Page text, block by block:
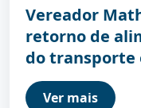
Vereador
retorno de
do transporte
Ver mais